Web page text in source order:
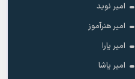
امیر نوید
امیر هنرآموز
امیر یارا
امیر یاشا